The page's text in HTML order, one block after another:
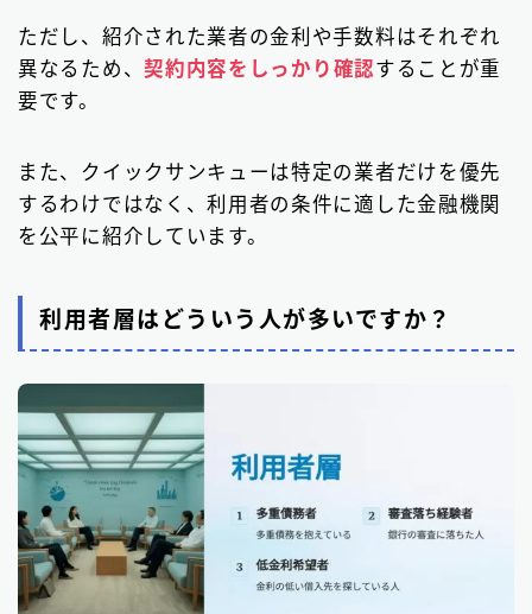
ただし、紹介された業者の金利や手数料はそれぞれ
異なるため、契約内容をしっかり確認することが重
要です。
また、クイックサンキューは特定の業者だけを優先
するわけではなく、利用者の条件に適した金融機関
を公平に紹介しています。
利用者層はどういう人が多いですか？